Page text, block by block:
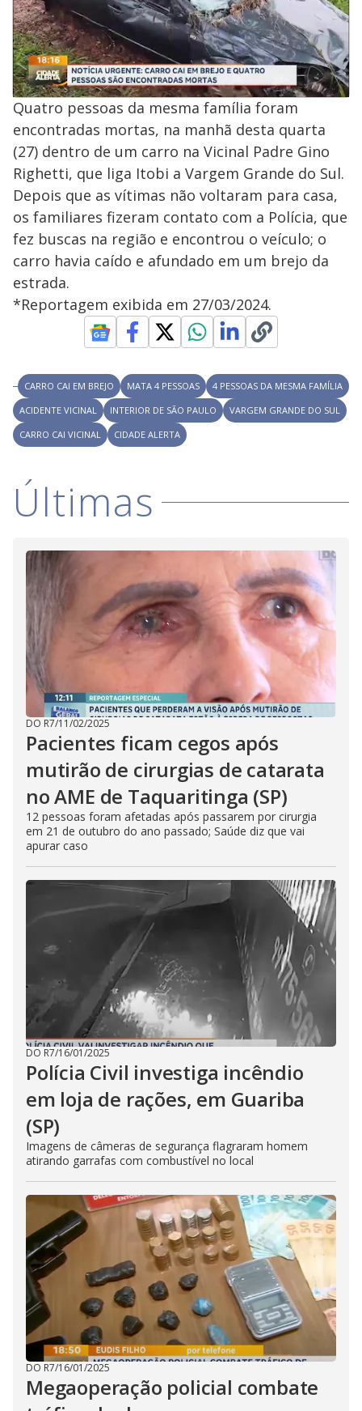
Quatro pessoas da mesma família foram
encontradas mortas, na manhã desta quarta
(27) dentro de um carro na Vicinal Padre Gino
Righetti, que liga Itobi a Vargem Grande do Sul.
Depois que as vítimas não voltaram para casa,
os familiares fizeram contato com a Polícia, que
fez buscas na região e encontrou o veículo; o
carro havia caído e afundado em um brejo da
estrada.
*Reportagem exibida em 27/03/2024.
CARRO CAI EM BREJO MATA 4 PESSOAS
4 PESSOAS DA MESMA FAMÍLIA
ACIDENTE VICINAL
INTERIOR DE SÃO PAULO
VARGEM GRANDE DO SUL
CARRO CAI VICINAL
CIDADE ALERTA
Últimas
DO R7/11/02/2025
Pacientes ficam cegos após
mutirão de cirurgias de catarata
no AME de Taquaritinga (SP)
12 pessoas foram afetadas após passarem por cirurgia
em 21 de outubro do ano passado; Saúde diz que vai
apurar caso
DO R7/16/01/2025
Polícia Civil investiga incêndio
em loja de rações, em Guariba
(SP)
Imagens de câmeras de segurança flagraram homem
atirando garrafas com combustível no local
DO R7/16/01/2025
Megaoperação policial combate